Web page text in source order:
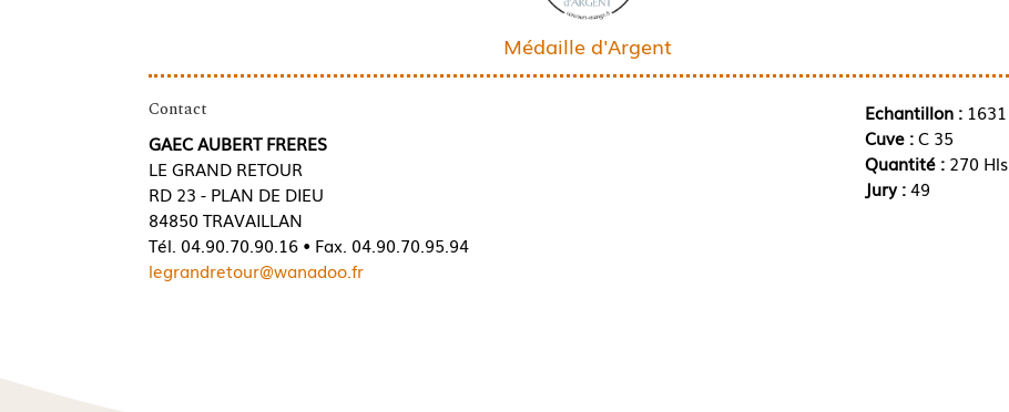
Médaille d'Argent
Contact
GAEC AUBERT FRERES
LE GRAND RETOUR
RD 23 - PLAN DE DIEU
84850 TRAVAILLAN
Tél. 04.90.70.90.16 • Fax. 04.90.70.95.94
legrandretour@wanadoo.fr
Echantillon :1631
Cuve :C 35
Quantité : 270 Hls
Jury :49